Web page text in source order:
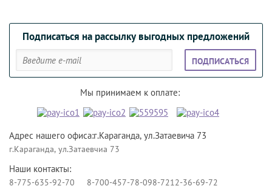
Подписаться на рассылку выгодных предложений
ПОДПИСАТЬСЯ
Мы принимаем к оплате:
Адрес нашего офиса:г.Караганда, ул.Затаевича 73
г.Караганда, ул.Затаевчиа 73
Наши контакты:
8-775-635-92-70 8-700-457-78-098-7212-36-69-72